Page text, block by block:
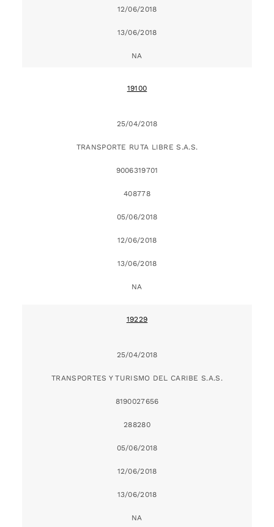
12/06/2018
13/06/2018
NA
19100
25/04/2018
TRANSPORTE RUTA LIBRE S.A.S.
9006319701
408778
05/06/2018
12/06/2018
13/06/2018
NA
19229
25/04/2018
TRANSPORTES Y TURISMO DEL CARIBE S.A.S.
8190027656
288280
05/06/2018
12/06/2018
13/06/2018
NA